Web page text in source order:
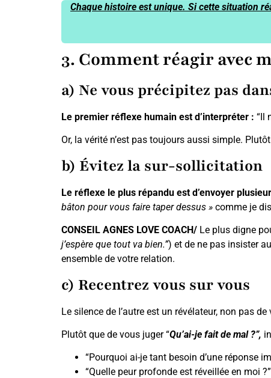
Chaque histoire est unique. Si cette situation
3. Comment réagir avec
a) Ne vous précipitez pas
Le premier réflexe humain est d’interpréter : “Il
Or, la vérité n’est pas toujours aussi simple.
b) Évitez la sur-sollicitation
Le réflexe le plus répandu est d’envoyer
bâton pour vous faire taper dessus » comme je
CONSEIL AGNES LOVE COACH/ Le plus digne
j’espère que tout va bien.”) et de ne pas insister
ensemble de votre relation.
c) Recentrez vous sur vous
Le silence de l’autre est un révélateur, non pas
Plutôt que de vous juger “Qu’ai-je fait de mal ?”,
“Pourquoi ai-je tant besoin d’une réponse
“Quelle peur profonde est réveillée en moi ?”